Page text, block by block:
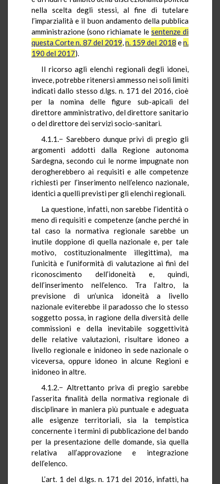
nella scelta degli stessi, al fine di tutelare
l’imparzialità e il buon andamento della pubblica
amministrazione (sono richiamate le sentenze di
questa Corte n. 87 del 2019,n. 159 del 2018 en.
190 del 2017).
Il ricorso agli elenchi regionali degli idonei,
invece, potrebbe ritenersi ammesso nei soli limiti
indicati dallo stesso d.lgs. n. 171 del 2016, cioè
per la nomina delle figure sub-apicali del
direttore amministrativo, del direttore sanitario
o del direttore dei servizi socio-sanitari.
4.1.1.− Sarebbero dunque privi di pregio gli
argomenti addotti dalla Regione autonoma
Sardegna, secondo cui le norme impugnate non
derogherebbero ai requisiti e alle competenze
richiesti per l’inserimento nell’elenco nazionale,
identici a quelli previsti per gli elenchi regionali.
La questione, infatti, non sarebbe l’identità o
meno di requisiti e competenze (anche perché in
tal caso la normativa regionale sarebbe un
inutile doppione di quella nazionale e, per tale
motivo, costituzionalmente illegittima), ma
l’unicità e l’uniformità di valutazione ai fini del
riconoscimento dell’idoneità e, quindi,
dell’inserimento nell’elenco. Tra l’altro, la
previsione di un’unica idoneità a livello
nazionale eviterebbe il paradosso che lo stesso
soggetto possa, in ragione della diversità delle
commissioni e della inevitabile soggettività
delle relative valutazioni, risultare idoneo a
livello regionale e inidoneo in sede nazionale o
viceversa, oppure idoneo in alcune Regioni e
inidoneo in altre.
4.1.2.− Altrettanto priva di pregio sarebbe
l’asserita finalità della normativa regionale di
disciplinare in maniera più puntuale e adeguata
alle esigenze territoriali, sia la tempistica
concernente i termini di pubblicazione del bando
per la presentazione delle domande, sia quella
relativa all’approvazione e integrazione
dell’elenco.
L’art. 1 del d.lgs. n. 171 del 2016, infatti, ha